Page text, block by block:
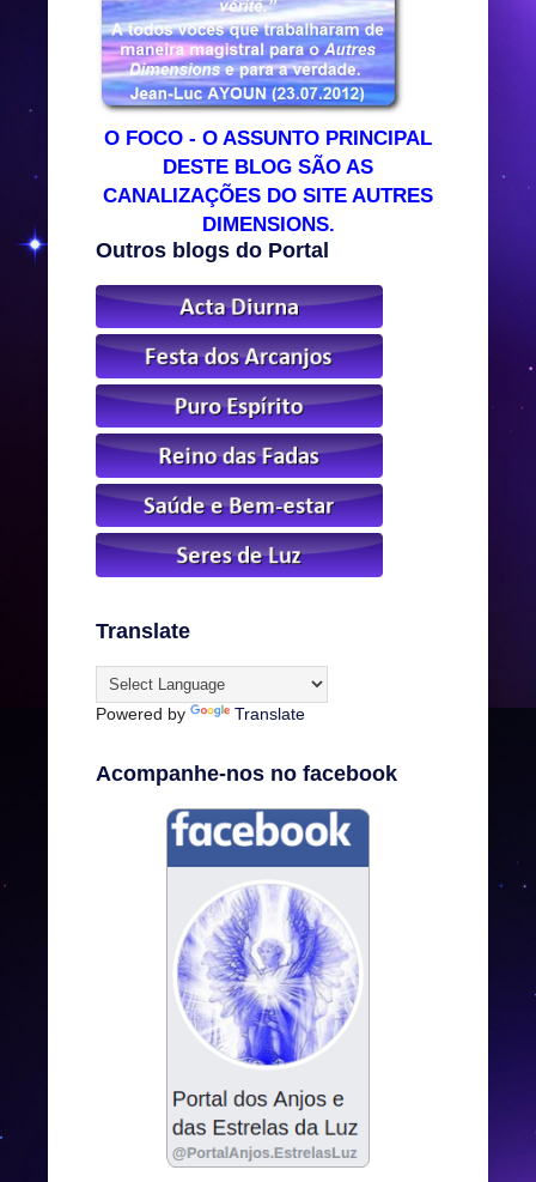
O FOCO - O ASSUNTO PRINCIPAL
DESTE BLOG SÃO AS
CANALIZAÇÕES DO SITE AUTRES
DIMENSIONS.
Outros blogs do Portal
Translate
Powered by Translate
Acompanhe-nos no facebook